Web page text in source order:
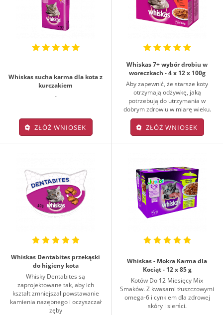
Whiskas sucha karma dla kota z
kurczakiem
-
ZŁÓŻ WNIOSEK
Whiskas 7+ wybór drobiu w
woreczkach - 4 x 12 x 100g
Aby zapewnić, że starsze koty
otrzymają odżywkę, jaką
potrzebują do utrzymania w
dobrym zdrowiu w miarę wieku.
ZŁÓŻ WNIOSEK
Whiskas Dentabites przekąski
do higieny kota
Whisky Dentabites są
zaprojektowane tak, aby ich
kształt zmniejszał powstawanie
kamienia nazębnego i oczyszczał
zęby
Whiskas - Mokra Karma dla
Kociąt - 12 x 85 g
Kotów Do 12 Miesięcy Mix
Smaków. Z kwasami tłuszczowymi
omega-6 i cynkiem dla zdrowej
skóry i sierści.